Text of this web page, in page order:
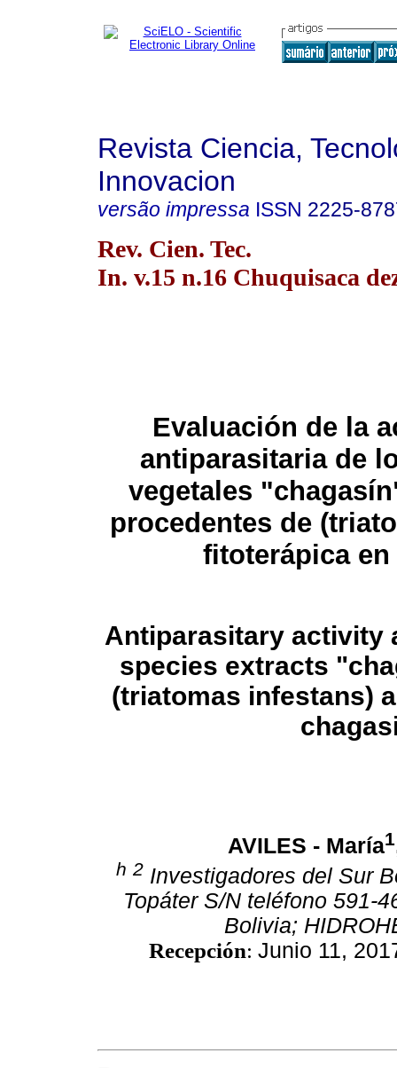
Revista Ciencia,
Innovacion
versão impressa ISSN 2225-
Rev. Cien. Tec.
In. v.15 n.16 Chuquisaca
Evaluación de la
antiparasitaria de
vegetales
procedentes de
fitoterápica
Antiparasitary activity
species extracts
(triatomas infestans)
AVILES - María1
h 2Investigadores del Sur
Topáter S/N teléfono 591-
Bolivia;
Recepción: Junio 11,